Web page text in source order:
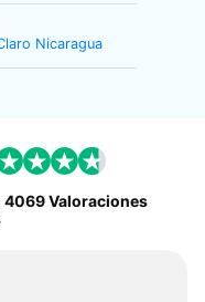
Nicaragua
4069 Valoraciones